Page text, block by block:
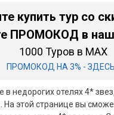
купить тур со
ПРОМОКОД в
1000 Туров в MAX
ПРОМОКОД НА 3% - ЗДЕСЬ
в недорогих отелях 4*
На этой странице вы